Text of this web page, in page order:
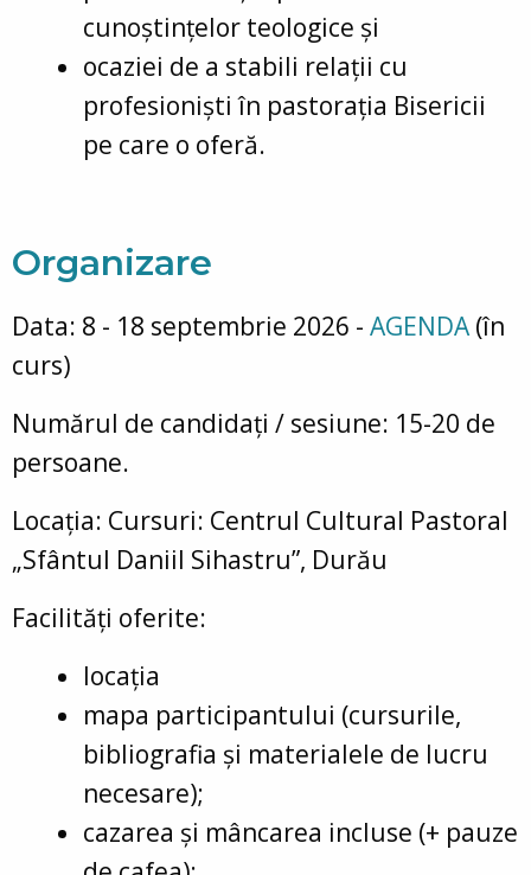
cunoștințelor teologice și
ocaziei de a stabili relații cu
profesioniști în pastorația Bisericii
pe care o oferă.
Organizare
Data: 8 - 18 septembrie 2026 - AGENDA (în
curs)
Numărul de candidați / sesiune: 15-20 de
persoane.
Locația: Cursuri: Centrul Cultural Pastoral
„Sfântul Daniil Sihastru”, Durău
Facilități oferite:
locația
mapa participantului (cursurile,
bibliografia și materialele de lucru
necesare);
cazarea și mâncarea incluse (+ pauze